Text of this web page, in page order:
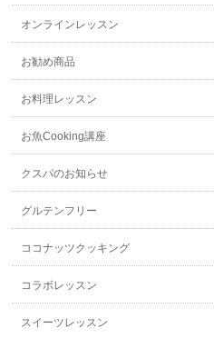
オンラインレッスン
お勧め商品
お料理レッスン
お魚Cooking講座
クスパのお知らせ
グルテンフリー
ココナッツクッキング
コラボレッスン
スイーツレッスン